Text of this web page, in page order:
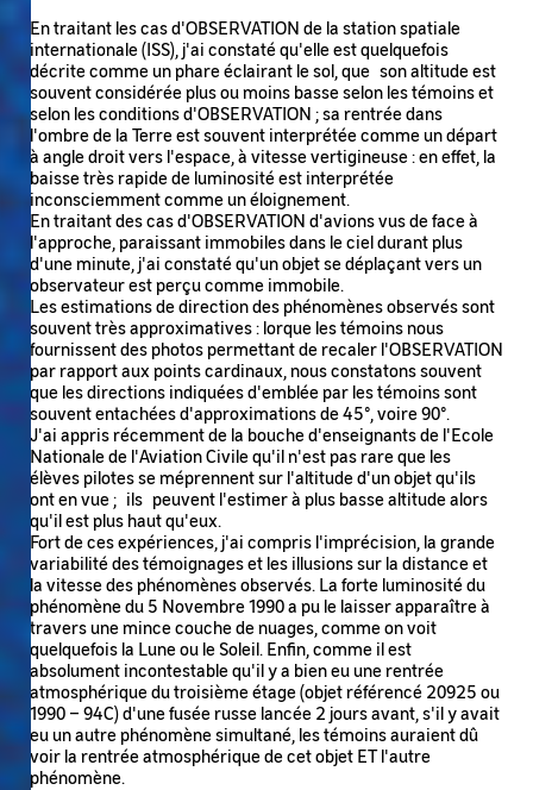
En traitant les cas d'OBSERVATION de la station spatiale
internationale (ISS), j'ai constaté qu'elle est quelquefois
décrite comme un phare éclairant le sol, que son altitude est
souvent considérée plus ou moins basse selon les témoins et
selon les conditions d'OBSERVATION ; sa rentrée dans
l'ombre de la Terre est souvent interprétée comme un départ
à angle droit vers l'espace, à vitesse vertigineuse : en effet, la
baisse très rapide de luminosité est interprétée
inconsciemment comme un éloignement.
En traitant des cas d'OBSERVATION d'avions vus de face à
l'approche, paraissant immobiles dans le ciel durant plus
d'une minute, j'ai constaté qu'un objet se déplaçant vers un
observateur est perçu comme immobile.
Les estimations de direction des phénomènes observés sont
souvent très approximatives : lorque les témoins nous
fournissent des photos permettant de recaler l'OBSERVATION
par rapport aux points cardinaux, nous constatons souvent
que les directions indiquées d'emblée par les témoins sont
souvent entachées d'approximations de 45°, voire 90°.
J'ai appris récemment de la bouche d'enseignants de l'Ecole
Nationale de l'Aviation Civile qu'il n'est pas rare que les
élèves pilotes se méprennent sur l'altitude d'un objet qu'ils
ont en vue ; ils peuvent l'estimer à plus basse altitude alors
qu'il est plus haut qu'eux.
Fort de ces expériences, j'ai compris l'imprécision, la grande
variabilité des témoignages et les illusions sur la distance et
la vitesse des phénomènes observés. La forte luminosité du
phénomène du 5 Novembre 1990 a pu le laisser apparaître à
travers une mince couche de nuages, comme on voit
quelquefois la Lune ou le Soleil. Enfin, comme il est
absolument incontestable qu'il y a bien eu une rentrée
atmosphérique du troisième étage (objet référencé 20925 ou
1990 – 94C) d'une fusée russe lancée 2 jours avant, s'il y avait
eu un autre phénomène simultané, les témoins auraient dû
voir la rentrée atmosphérique de cet objet ET l'autre
phénomène.